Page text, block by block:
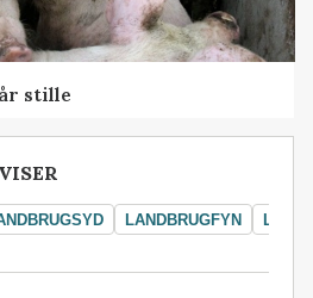
stille
LANDBRUGFYN